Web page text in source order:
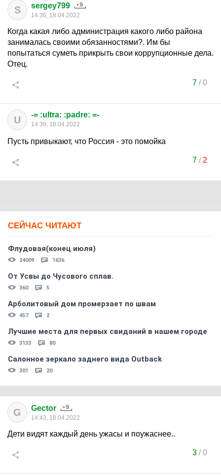
S sergey799
14:36, 18.04.2022
Когда какая либо администрация какого либо района
занималась своими обязанностями?. Им бы
попытаться суметь прикрыть свои коррупционные дела.
Отец.
7/0
U -= :ultra: :padre: =-
14:39, 18.04.2022
Пусть привыкают, что Россия - это помойка
7/ 2
СЕЙЧАС ЧИТАЮТ
Флудовая(конец июля)
24009 1636
От Усвы до Чусового сплав.
360 5
Арболитовый дом промерзает по швам
457 2
Лучшие места для первых свиданий в нашем городе
3133 80
Салонное зеркало заднего вида Outback
301 20
G Gector
14:43, 18.04.2022
Дети видят каждый день ужасы и поужаснее..
3/0